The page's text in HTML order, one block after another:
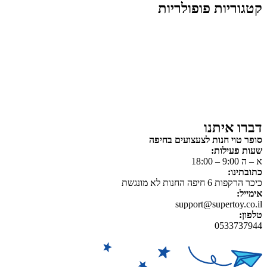
קטגוריות פופולריות
דברו איתנו
סופר טוי חנות לצעצועים בחיפה
שעות פעילות:
א – ה 9:00 – 18:00
כתובתינו:
כיכר הרקפות 6 חיפה החנות לא מונגשת
אימייל:
support@supertoy.co.il
טלפון:
0533737944